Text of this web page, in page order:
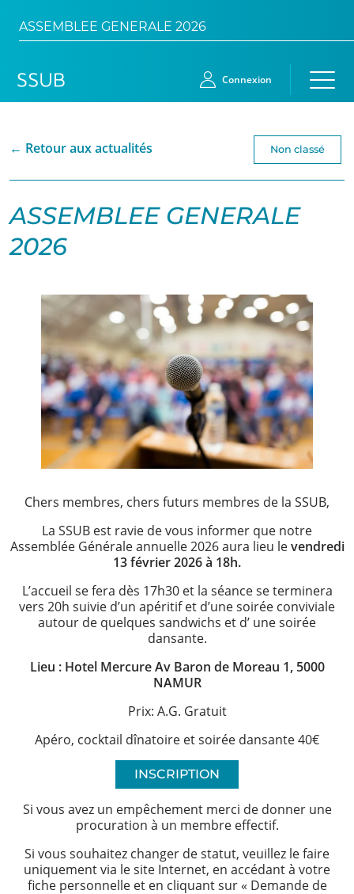
ASSEMBLEE GENERALE 2026
Accueil
Membres
Demande
d’adhésion
sommes-
nous?
SSUB
Historique
La
sexologie
Superviseurs
Comités
Comité
d’Ethique et de
Déontologique
Comité
Infos
Informations
Actualités
Formations
Offre
Connexion
← Retour aux actualités Non classé
ASSEMBLEE GENERALE
2026
Chers membres, chers futurs membres de la SSUB,
La SSUB est ravie de vous informer que notre
Assemblée Générale annuelle 2026 aura lieu levendredi
13 février 2026 à 18h.
L’accueil se fera dès 17h30 et la séance se terminera
vers 20h suivie d’un apéritif et d’une soirée conviviale
autour de quelques sandwichs et d’ une soirée
dansante.
Lieu : Hotel Mercure Av Baron de Moreau 1, 5000
NAMUR
Prix: A.G. Gratuit
Apéro, cocktail dînatoire et soirée dansante 40€
INSCRIPTION
Si vous avez un empêchement merci de donner une
procuration à un membre effectif.
Si vous souhaitez changer de statut, veuillez le faire
uniquement via le site Internet, en accédant à votre
fiche personnelle et en cliquant sur « Demande de